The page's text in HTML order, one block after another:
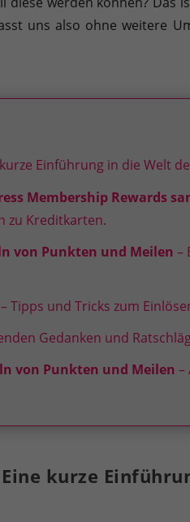
uns also ohne weitere
Einführung in die Welt
Membership Rewards
zu Kreditkarten.
von Punkten und Meilen –
– Tipps und Tricks zum
Gedanken und
von Punkten und Meilen –
kurze
Ihre Einwilligung zu ganzen
wie unsere Besucher unsere
Wenn Cookies von externen